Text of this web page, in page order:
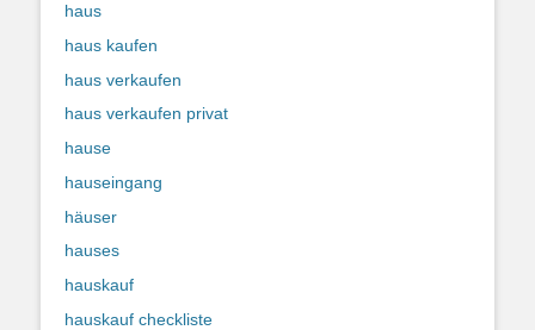
haus
haus kaufen
haus verkaufen
haus verkaufen privat
hause
hauseingang
häuser
hauses
hauskauf
hauskauf checkliste